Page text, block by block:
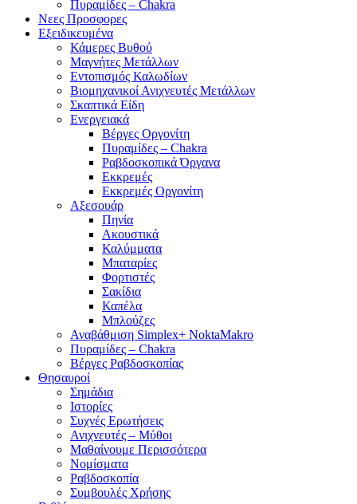
Πυραμίδες – Chakra
Νεες Προσφορες
Εξειδικευμένα
Κάμερες Βυθού
Μαγνήτες Μετάλλων
Εντοπισμός Καλωδίων
Βιομηχανικοί Ανιχνευτές Μετάλλων
Σκαπτικά Είδη
Ενεργειακά
Βέργες Οργονίτη
Πυραμίδες – Chakra
Ραβδοσκοπικά Όργανα
Εκκρεμές
Εκκρεμές Οργονίτη
Αξεσουάρ
Πηνία
Ακουστικά
Καλύμματα
Μπαταρίες
Φορτιστές
Σακίδια
Καπέλα
Μπλούζες
Αναβάθμιση Simplex+ NoktaMakro
Πυραμίδες – Chakra
Βέργες Ραβδοσκοπίας
Θησαυροί
Σημάδια
Ιστορίες
Συχνές Ερωτήσεις
Ανιχνευτές – Μύθοι
Μαθαίνουμε Περισσότερα
Νομίσματα
Ραβδοσκοπία
Συμβουλές Χρήσης